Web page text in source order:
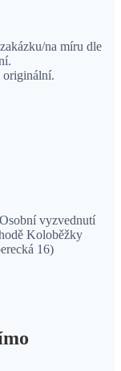
na míru dle
originální.
vyzvednutí
Koloběžky
16)